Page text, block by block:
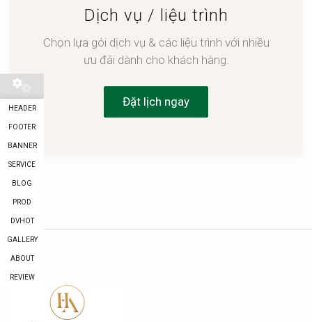
Dịch vụ / liệu trình
Chọn lựa gói dịch vụ & các liệu trình với nhiều
ưu đãi dành cho khách hàng.
Đặt lịch ngay
HEADER
FOOTER
BANNER
SERVICE
BLOG
PROD
DVHOT
GALLERY
ABOUT
REVIEW